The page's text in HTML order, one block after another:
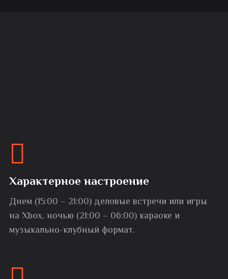
Характерное настроение
Днем (15:00 – 21:00) деловые встречи или игры
на Xbox, ночью (21:00 – 06:00) караоке и
музыкально-клубный формат.